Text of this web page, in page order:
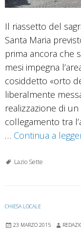
Il riassetto del
Santa Maria
prima ancora che
mesi impegna
cosiddetto «orto
liberalmente
realizzazione di
collegamento tra
… Continua a
Lazio Sette
CHIESA LOCALE
23 MARZO 2015